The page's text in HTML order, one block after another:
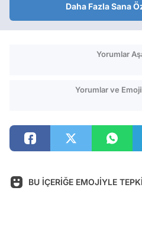
Daha Fazla Sana
Yorumlar
Yorumlar ve
BU İÇERİĞE EMOJİYLE